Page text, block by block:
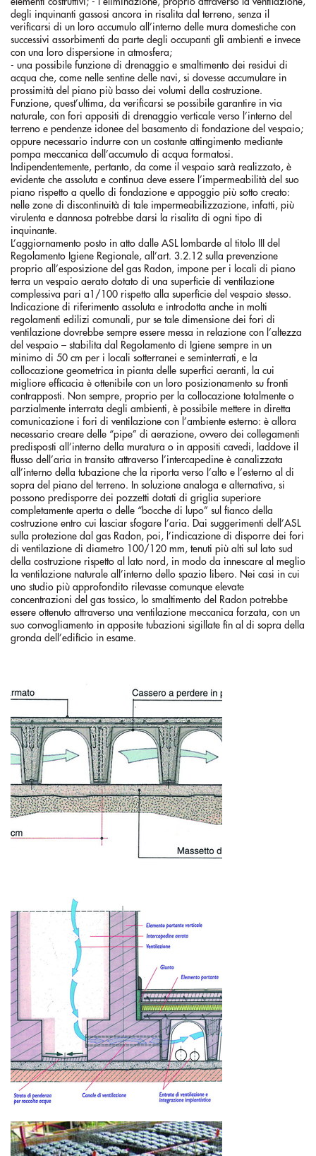
degli inquinanti gassosi ancora in risalita dal terreno, senza il
verificarsi di un loro accumulo all’interno delle mura domestiche con
successivi assorbimenti da parte degli occupanti gli ambienti e invece
con una loro dispersione in atmosfera;
- una possibile funzione di drenaggio e smaltimento dei residui di
acqua che, come nelle sentine delle navi, si dovesse accumulare in
prossimità del piano più basso dei volumi della costruzione.
Funzione, quest’ultima, da verificarsi se possibile garantire in via
naturale, con fori appositi di drenaggio verticale verso l’interno del
terreno e pendenze idonee del basamento di fondazione del vespaio;
oppure necessario indurre con un costante attingimento mediante
pompa meccanica dell’accumulo di acqua formatosi.
Indipendentemente, pertanto, da come il vespaio sarà realizzato, è
evidente che assoluta e continua deve essere l’impermeabilità del suo
piano rispetto a quello di fondazione e appoggio più sotto creato:
nelle zone di discontinuità di tale impermeabilizzazione, infatti, più
virulenta e dannosa potrebbe darsi la risalita di ogni tipo di
inquinante.
L’aggiornamento posto in atto dalle ASL lombarde al titolo III del
Regolamento Igiene Regionale, all’art. 3.2.12 sulla prevenzione
proprio all’esposizione del gas Radon, impone per i locali di piano
terra un vespaio aerato dotato di una superficie di ventilazione
complessiva pari a1/100 rispetto alla superficie del vespaio stesso.
Indicazione di riferimento assoluta e introdotta anche in molti
regolamenti edilizi comunali, pur se tale dimensione dei fori di
ventilazione dovrebbe sempre essere messa in relazione con l’altezza
del vespaio – stabilita dal Regolamento di Igiene sempre in un
minimo di 50 cm per i locali sotterranei e seminterrati, e la
collocazione geometrica in pianta delle superfici aeranti, la cui
migliore efficacia è ottenibile con un loro posizionamento su fronti
contrapposti. Non sempre, proprio per la collocazione totalmente o
parzialmente interrata degli ambienti, è possibile mettere in diretta
comunicazione i fori di ventilazione con l’ambiente esterno: è allora
necessario creare delle “pipe” di aerazione, ovvero dei collegamenti
predisposti all’interno della muratura o in appositi cavedi, laddove il
flusso dell’aria in transito attraverso l’intercapedine è canalizzata
all’interno della tubazione che la riporta verso l’alto e l’esterno al di
sopra del piano del terreno. In soluzione analoga e alternativa, si
possono predisporre dei pozzetti dotati di griglia superiore
completamente aperta o delle “bocche di lupo” sul fianco della
costruzione entro cui lasciar sfogare l’aria. Dai suggerimenti dell’ASL
sulla protezione dal gas Radon, poi, l’indicazione di disporre dei fori
di ventilazione di diametro 100/120 mm, tenuti più alti sul lato sud
della costruzione rispetto al lato nord, in modo da innescare al meglio
la ventilazione naturale all’interno dello spazio libero. Nei casi in cui
uno studio più approfondito rilevasse comunque elevate
concentrazioni del gas tossico, lo smaltimento del Radon potrebbe
essere ottenuto attraverso una ventilazione meccanica forzata, con un
suo convogliamento in apposite tubazioni sigillate fin al di sopra della
gronda dell’edificio in esame.